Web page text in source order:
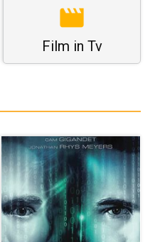
Film in Tv